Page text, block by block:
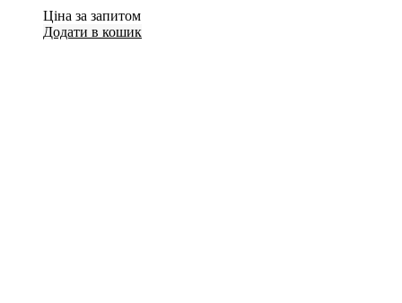
Ціна за запитом
Додати в кошик